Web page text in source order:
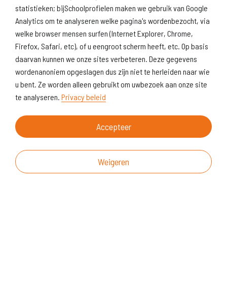
statistieken; bijSchoolprofielen maken we gebruik van Google
Analytics om te analyseren welke pagina's wordenbezocht, via
welke browser mensen surfen (Internet Explorer, Chrome,
Firefox, Safari, etc), of u eengroot scherm heeft, etc. Op basis
daarvan kunnen we onze sites verbeteren. Deze gegevens
wordenanoniem opgeslagen dus zijn niet te herleiden naar wie
u bent. Ze worden alleen gebruikt om uwbezoek aan onze site
te analyseren. Privacy beleid
Accepteer
Weigeren